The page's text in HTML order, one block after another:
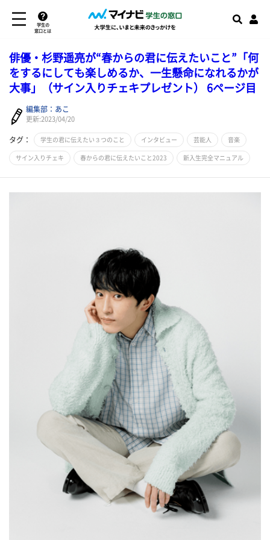
学生の
窓口とは
俳優・杉野遥亮が“春からの君に伝えたいこと”「何
をするにしても楽しめるか、一生懸命になれるかが
大事」（サイン入りチェキプレゼント） 6ページ目
編集部：あこ
更新:2023/04/20
タグ： 学生の君に伝えたい３つのこと インタビュー 芸能人 音楽
サイン入りチェキ 春からの君に伝えたいこと2023 新入生完全マニュアル